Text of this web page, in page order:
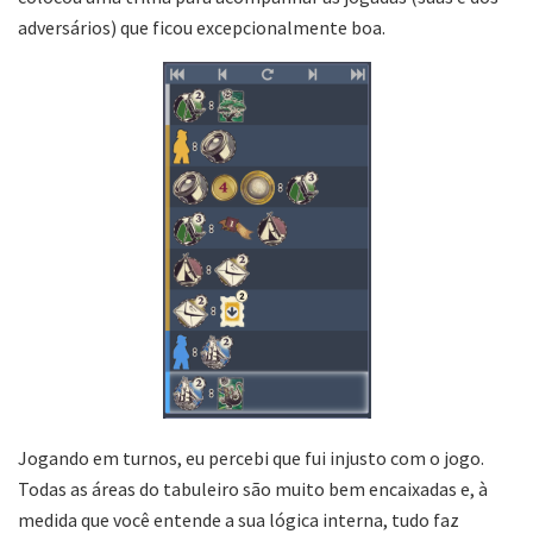
adversários) que ficou excepcionalmente boa.
Jogando em turnos, eu percebi que fui injusto com o jogo.
Todas as áreas do tabuleiro são muito bem encaixadas e, à
medida que você entende a sua lógica interna, tudo faz